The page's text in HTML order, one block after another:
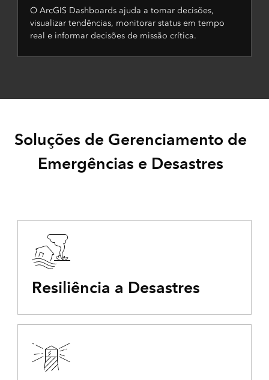
O ArcGIS Dashboards ajuda a tomar decisões,
visualizar tendências, monitorar status em tempo
real e informar decisões de missão crítica.
Soluções de Gerenciamento de
Emergências e Desastres
Resiliência a Desastres